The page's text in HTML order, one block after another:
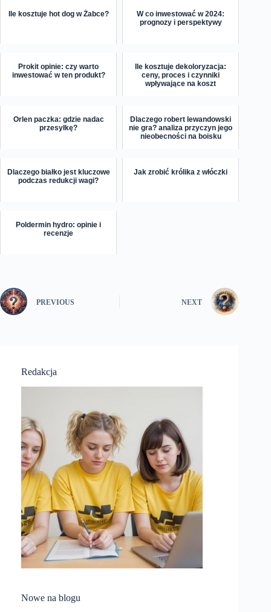
Ile kosztuje hot dog w Żabce?
W co inwestować w 2024:
prognozy i perspektywy
Prokit opinie: czy warto
inwestować w ten produkt?
Ile kosztuje dekoloryzacja:
ceny, proces i czynniki
wpływające na koszt
Orlen paczka: gdzie nadac
przesyłkę?
Dlaczego robert lewandowski
nie gra? analiza przyczyn jego
nieobecności na boisku
Dlaczego białko jest kluczowe
podczas redukcji wagi?
Jak zrobić królika z włóczki
Poldermin hydro: opinie i
recenzje
PREVIOUS NEXT
Redakcja
Nowe na blogu